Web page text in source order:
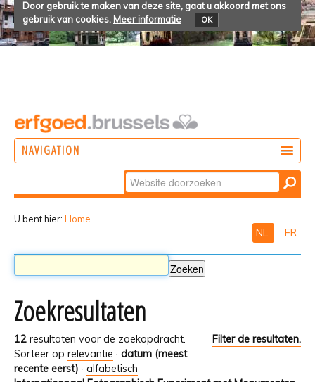
Door gebruik te maken van deze site, gaat u akkoord met ons
gebruik van cookies. Meer informatie OK
NAVIGATION
Zoek
Geavanceerd
U bent hier: Home
NL FR
Zoekresultaten
12 resultaten voor de zoekopdracht.
Filter de resultaten.
Sorteer op relevantie · datum (meest
recente eerst) · alfabetisch